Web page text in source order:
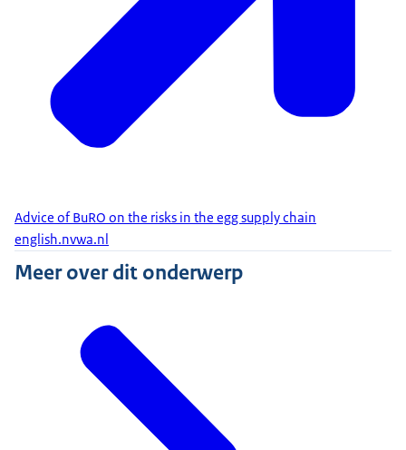
Advice of BuRO on the risks in the egg supply chain
english.nvwa.nl
Meer over dit onderwerp